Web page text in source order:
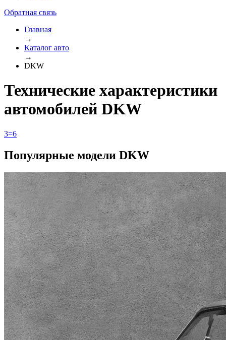
Обратная связь
Главная
→
Каталог авто
→
DKW
Технические характеристики
автомобилей DKW
3=6
Популярные модели DKW